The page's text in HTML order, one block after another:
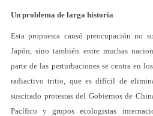
Un problema de larga historia
Esta propuesta causó preocupación no
Japón, sino también entre muchas
parte de las perturbaciones se centra en
radiactivo tritio, que es difícil de
suscitado protestas del Gobiernos de
Pacífico y grupos ecologistas